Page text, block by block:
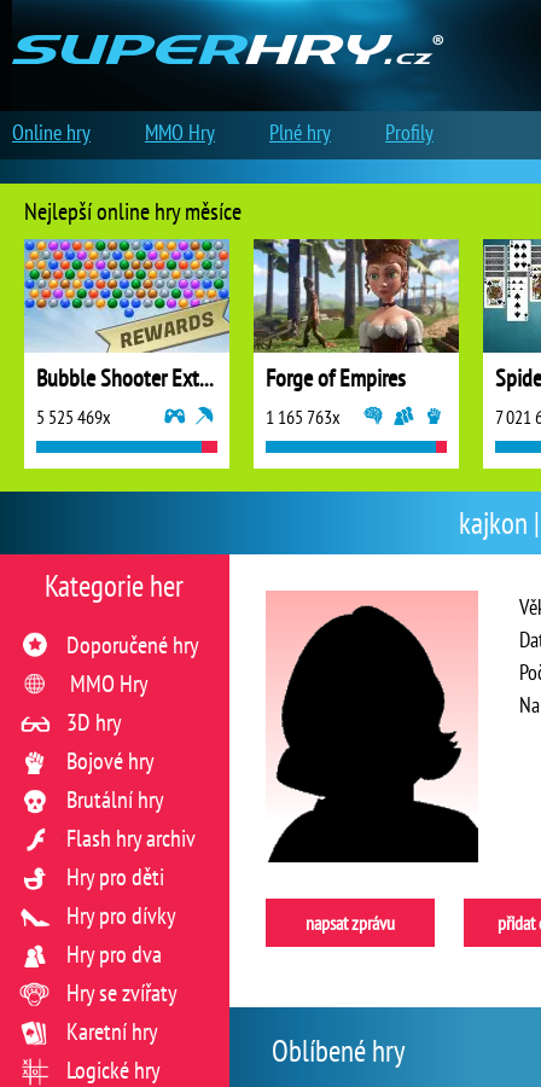
kajkon
napsat zprávu přidat
Oblíbené hry
Kategorie her
Doporučené hry
MMO Hry
3D hry
Bojové hry
Brutální hry
Flash hry archiv
Hry pro děti
Hry pro dívky
Hry pro dva
Hry se zvířaty
Karetní hry
Logické hry
Nejlepší online hry měsíce
Bubble Shooter Extreme
5 525 469x
Forge of Empires
1 165 763x 7 021
Online hry MMO Hry Plné hry Profily